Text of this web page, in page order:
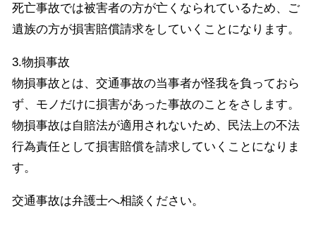
死亡事故では被害者の方が亡くなられているため、ご
遺族の方が損害賠償請求をしていくことになります。
3.物損事故
物損事故とは、交通事故の当事者が怪我を負っておら
ず、モノだけに損害があった事故のことをさします。
物損事故は自賠法が適用されないため、民法上の不法
行為責任として損害賠償を請求していくことになりま
す。
交通事故は弁護士へ相談ください。